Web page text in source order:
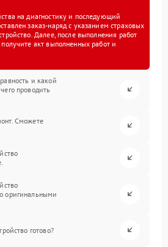
на диагностику и последующий
заказ-наряд с указанием страховых
Далее, после выполнения работ
акт выполненных работ и
и какой
проводить
Сможете
оригинальными
готово?